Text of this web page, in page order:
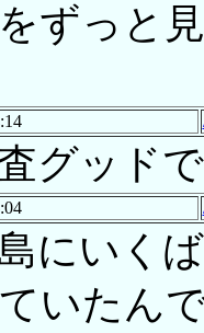
ずっと
グッド
島にいく
いたん